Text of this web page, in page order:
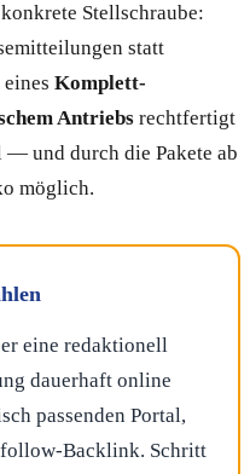
Stellschraube:
statt
Komplett-
Antriebs rechtfertigt
— und durch die Pakete ab
möglich.
eine redaktionell
dauerhaft online
passenden Portal,
Backlink. Schritt